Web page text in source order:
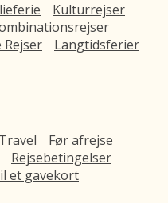
Kulturrejser
Rejser
Langtidsferier
Før afrejse
Rejsebetingelser
et gavekort